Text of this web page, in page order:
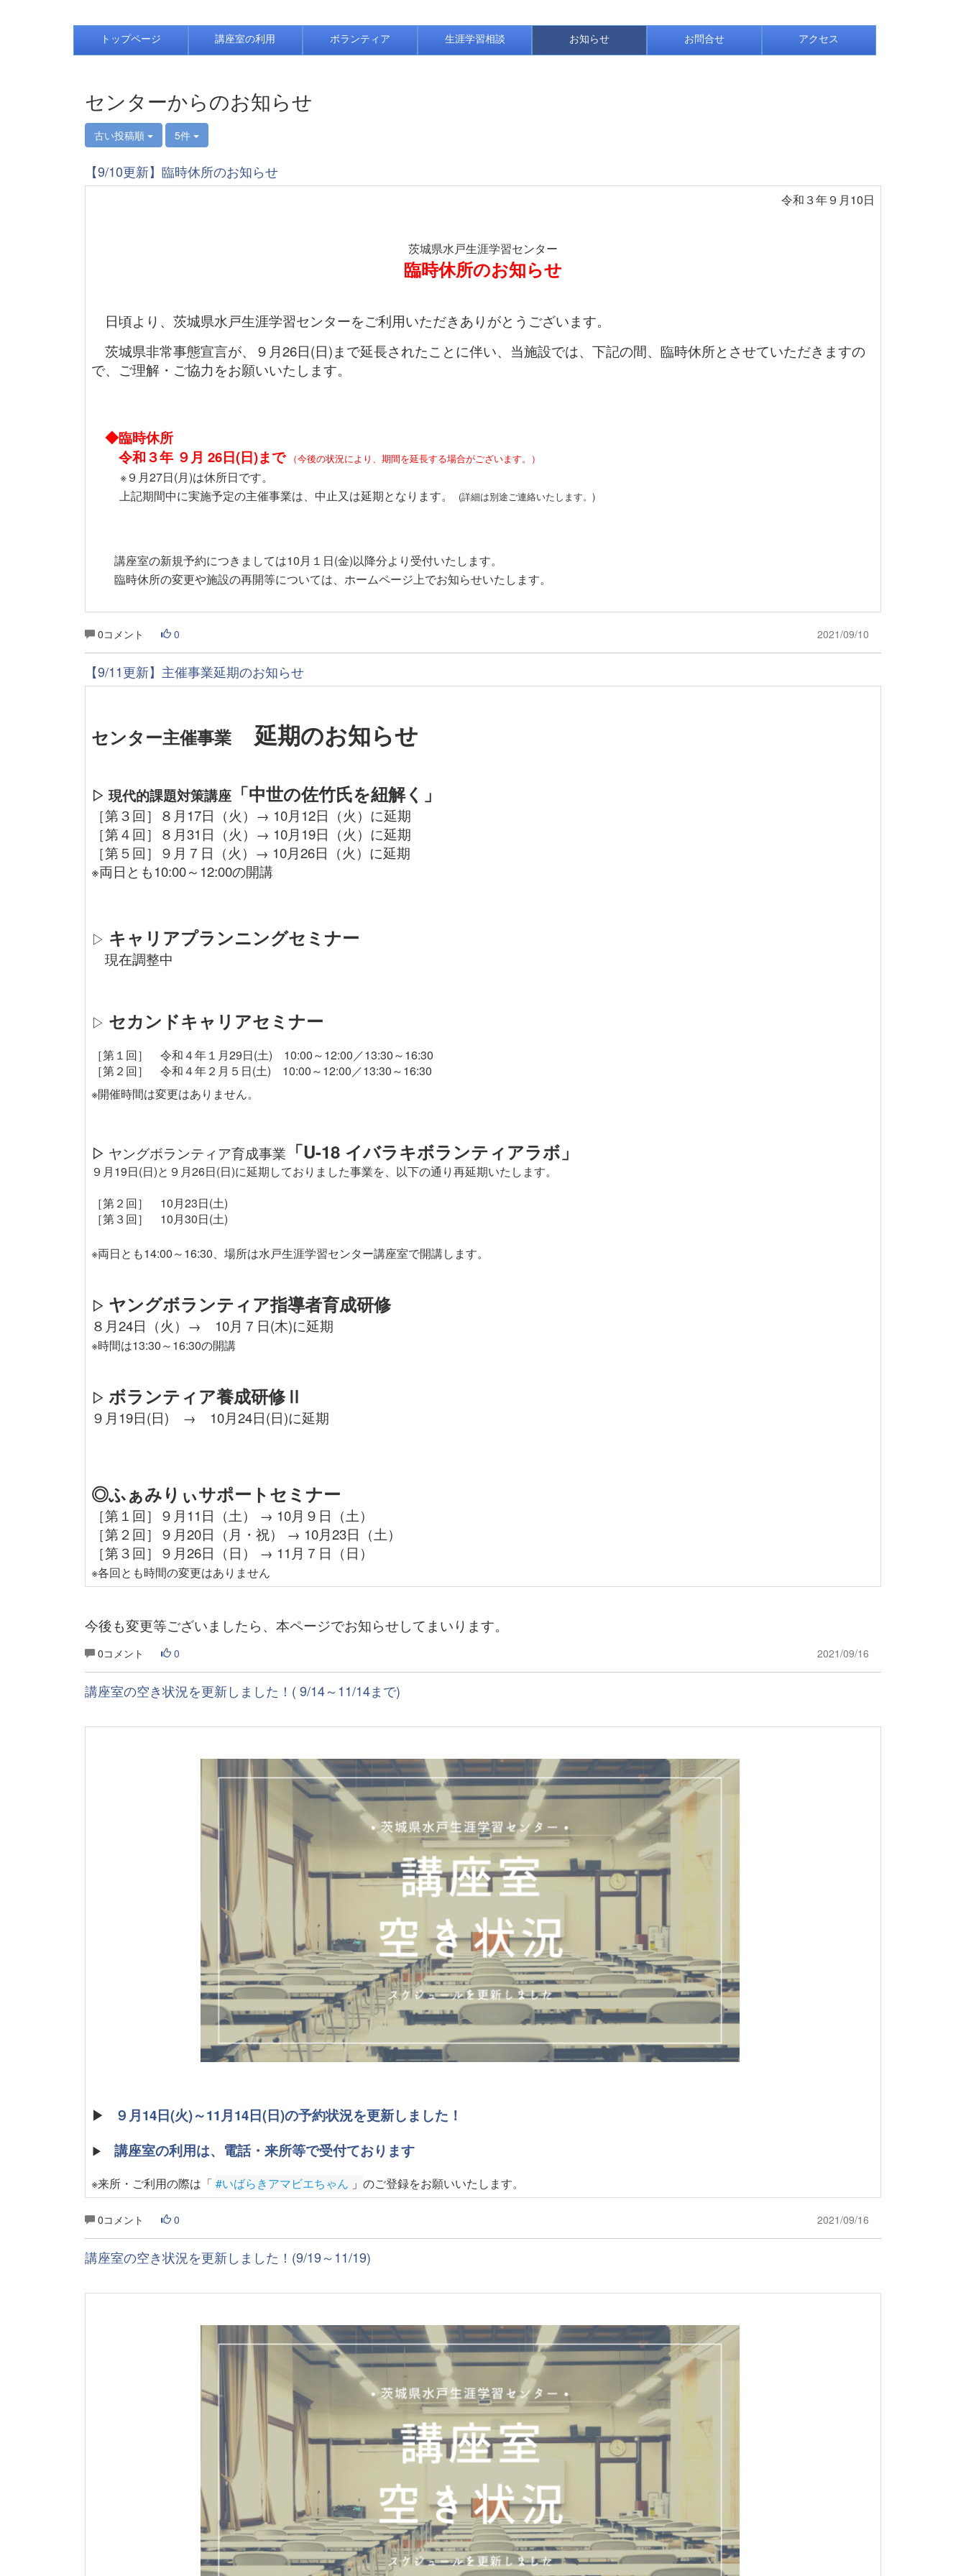
トップページ 講座室の利用 ボランティア 生涯学習相談 お知らせ お問合せ アクセス
センターからのお知らせ
古い投稿順 5件
【9/10更新】臨時休所のお知らせ
令和３年９月10日
茨城県水戸生涯学習センター
臨時休所のお知らせ
日頃より、茨城県水戸生涯学習センターをご利用いただきありがとうございます。
茨城県非常事態宣言が、９月26日(日)まで延長されたことに伴い、当施設では、下記の間、臨時休所とさせていただきますの
で、ご理解・ご協力をお願いいたします。
◆臨時休所
令和３年 ９月 26日(日)まで（今後の状況により、期間を延長する場合がございます。）
※９月27日(月)は休所日です。
上記期間中に実施予定の主催事業は、中止又は延期となります。
(詳細は別途ご連絡いたします。)
講座室の新規予約につきましては10月１日(金)以降分より受付いたします。
臨時休所の変更や施設の再開等については、ホームページ上でお知らせいたします。
0コメント 0 2021/09/10
【9/11更新】主催事業延期のお知らせ
センター主催事業 延期のお知らせ
▷ 現代的課題対策講座 「中世の佐竹氏を紐解く」
［第３回］８月17日（火）→ 10月12日（火）に延期
［第４回］８月31日（火）→ 10月19日（火）に延期
［第５回］９月７日（火）→ 10月26日（火）に延期
※両日とも10:00～12:00の開講
▷ キャリアプランニングセミナー
現在調整中
▷ セカンドキャリアセミナー
［第１回］
令和４年１月29日(土) 10:00～12:00／13:30～16:30
［第２回］ 令和４年２月５日(土) 10:00～12:00／13:30～16:30
※開催時間は変更はありません。
▷ ヤングボランティア育成事業 「U-18 イバラキボランティアラボ」
９月19日(日)と９月26日(日)に延期しておりました事業を、以下の通り再延期いたします。
［第２回］ 10月23日(土)
［第３回］
10月30日(土)
※両日とも14:00～16:30、場所は水戸生涯学習センター講座室で開講します。
▷ ヤングボランティア指導者育成研修
８月24日（火）→ 10月７日(木)に延期
※時間は13:30～16:30の開講
▷ ボランティア養成研修Ⅱ
９月19日(日) → 10月24日(日)に延期
◎ふぁみりぃサポートセミナー
［第１回］９月11日（土） → 10月９日（土）
［第２回］９月20日（月・祝） → 10月23日（土）
［第３回］９月26日（日） → 11月７日（日）
※各回とも時間の変更はありません
今後も変更等ございましたら、本ページでお知らせしてまいります。
0コメント 0 2021/09/16
講座室の空き状況を更新しました！( 9/14～11/14まで)
▶ ９月14日(火)～11月14日(日)の予約状況を更新しました！
▶ 講座室の利用は、電話・来所等で受付ております
※来所・ご利用の際は「 #いばらきアマビエちゃん 」 のご登録をお願いいたします。
0コメント 0 2021/09/16
講座室の空き状況を更新しました！(9/19～11/19)